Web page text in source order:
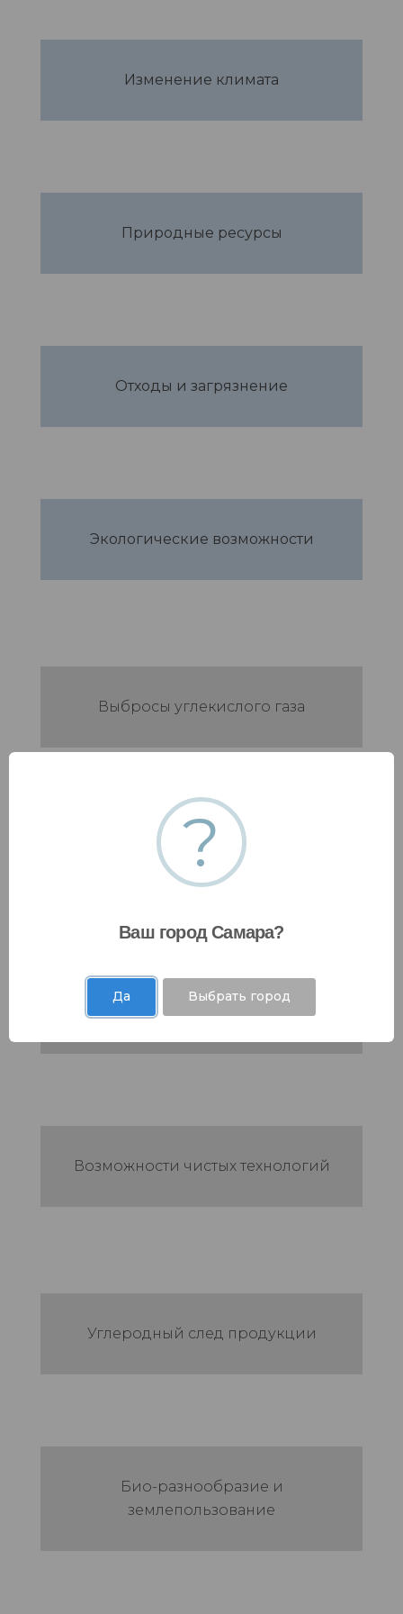
Изменение климата
Природные ресурсы
Отходы и загрязнение
Экологические возможности
Выбросы углекислого газа
Нехватка воды
Токсичные выбросы и отходы
Возможности чистых технологий
Углеродный след продукции
Био-разнообразие и
землепользование
?
Ваш город Самара?
Да Выбрать город